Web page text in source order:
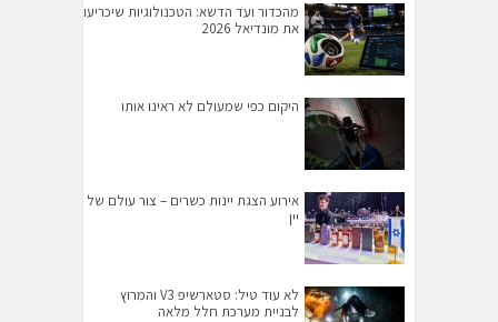
מהכדור ועד הדשא: הטכנולוגיות שיכריעו
את מונדיאל 2026
היקום כפי שמעולם לא ראינו אותו
אירוע הצגת יינות כשרים – צור עולם של
יין
לא עוד טיל: סטארשיפ V3 והמרוץ
לבניית מערכת חלל מלאה